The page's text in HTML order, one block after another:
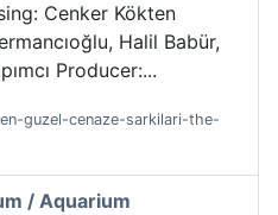
Cenker Kökten
Halil Babür,
Producer:...
guzel-cenaze-sarkilari-the-
/ Aquarium